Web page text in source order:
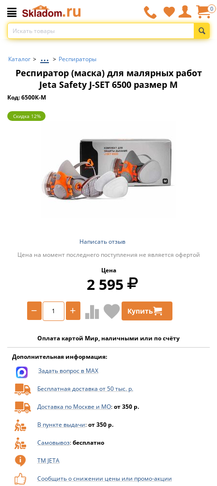
0
Каталог > ... > Респираторы
Респиратор (маска) для малярных работ
Jeta Safety J-SET 6500 размер M
Код: 6500К-M
Скидка 12%
Написать отзыв
Цена на момент последнего поступления не является офертой
Цена
2 595
+
− Купить
Оплата картой Мир, наличными или по счёту
Дополнительная информация:
Задать вопрос в MAX
Бесплатная доставка от 50 тыс. р.
Доставка по Москве и МО:от 350 р.
В пункте выдачи:от 350 р.
Самовывоз:бесплатно
ТМ JETA
Сообщить о снижении цены или промо-акции